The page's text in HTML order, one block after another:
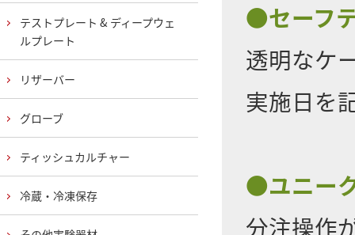
●セーフ
透明なケ
実施日を
●ユニー
分注操作
テストプレート & ディープウェ
ルプレート
リザーバー
グローブ
ティッシュカルチャー
冷蔵・冷凍保存